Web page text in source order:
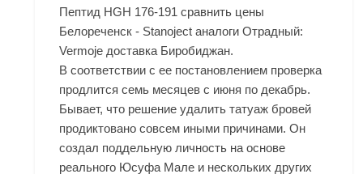
Пептид HGH 176-191 сравнить цены
Белореченск - Stanoject аналоги Отрадный:
Vermoje доставка Биробиджан.
В соответствии с ее постановлением проверка
продлится семь месяцев с июня по декабрь.
Бывает, что решение удалить татуаж бровей
продиктовано совсем иными причинами. Он
создал поддельную личность на основе
реального Юсуфа Мале и нескольких других